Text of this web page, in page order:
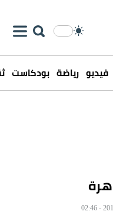
فيديو رياضة بودكاست